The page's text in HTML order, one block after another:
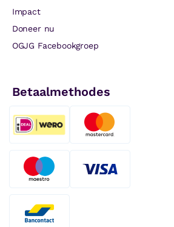
Impact
Doneer nu
OGJG Facebookgroep
Betaalmethodes